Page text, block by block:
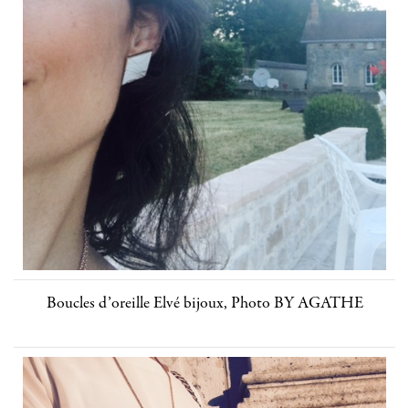
Boucles d’oreille Elvé bijoux, Photo BY AGATHE